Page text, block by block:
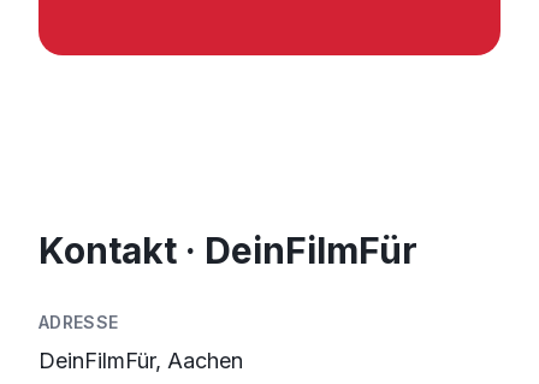
Kontakt · DeinFilmFür
ADRESSE
DeinFilmFür, Aachen